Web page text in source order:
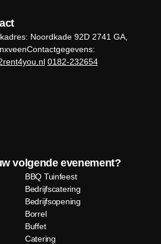
Noordkade 92D 2741 GA,
0182-232654
volgende evenement?
BBQ Tuinfeest
Bedrijfscatering
Bedrijfsopening
Borrel
Buffet
Catering